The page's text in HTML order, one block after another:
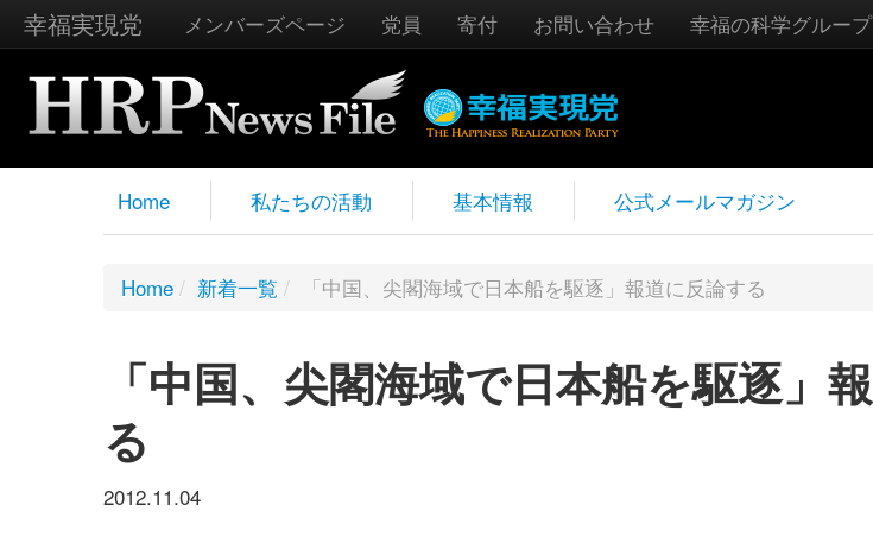
幸福実現党 メンバーズページ 党員 寄付 お問い合わせ 幸福の科学グループ
Home 私たちの活動 基本情報 公式メールマガジン
Home / 新着一覧 / 「中国、尖閣海域で日本船を駆逐」報道に反論する
「中国、尖閣海域で日本船を駆逐」
る
2012.11.04